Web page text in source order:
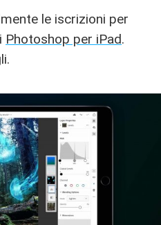
le iscrizioni per
Photoshop per iPad.